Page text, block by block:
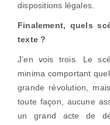
dispositions légales.
Finalement, quels
texte ?
J’en vois trois. Le
minima comportant
grande révolution,
toute façon, aucune
un grand acte de